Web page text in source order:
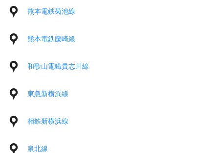
熊本電鉄菊池線
熊本電鉄藤崎線
和歌山電鐵貴志川線
東急新横浜線
相鉄新横浜線
泉北線